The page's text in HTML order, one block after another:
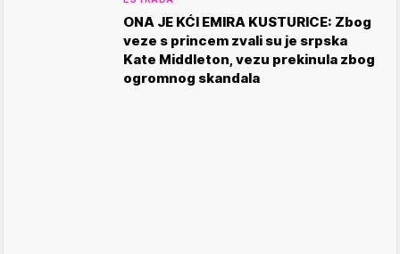
ONA JE KĆI EMIRA KUSTURICE: Zbog
veze s princem zvali su je srpska
Kate Middleton, vezu prekinula zbog
ogromnog skandala